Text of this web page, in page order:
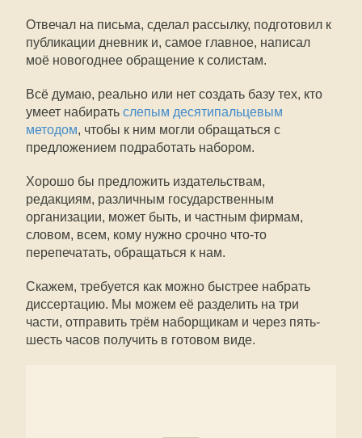
Отвечал на письма, сделал рассылку, подготовил к
публикации дневник и, самое главное, написал
моё новогоднее обращение к солистам.
Всё думаю, реально или нет создать базу тех, кто
умеет набирать слепым десятипальцевым
методом, чтобы к ним могли обращаться с
предложением подработать набором.
Хорошо бы предложить издательствам,
редакциям, различным государственным
организации, может быть, и частным фирмам,
словом, всем, кому нужно срочно что-то
перепечатать, обращаться к нам.
Скажем, требуется как можно быстрее набрать
диссертацию. Мы можем её разделить на три
части, отправить трём наборщикам и через пять-
шесть часов получить в готовом виде.